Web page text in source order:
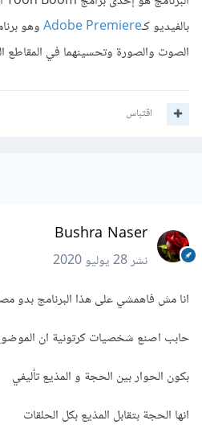
بالفيديو كـAdobe Premiereوهو
الصوت والصورة وتحسينهما في المقاطع
اقتباس
Bushra Naser
نشر28 يوليو 2020
انا مش فاهمشي على هذا البرنامج بدو
حابب اصنع شخصيات كرتونية ان
بكون الحوار بين الحجة و المذيع تأليفي
انها الحجة بتقابل المذيع بكل الحلقات